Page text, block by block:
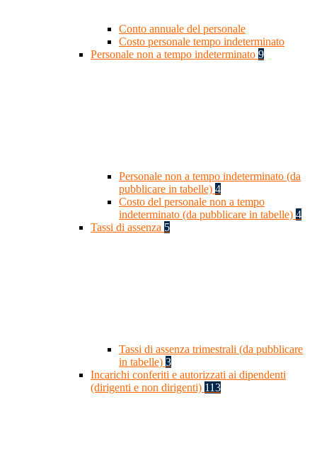
Conto annuale del personale
Costo personale tempo indeterminato
Personale non a tempo indeterminato 9
Personale non a tempo indeterminato (da
pubblicare in tabelle) 4
Costo del personale non a tempo
indeterminato (da pubblicare in tabelle) 4
Tassi di assenza 5
Tassi di assenza trimestrali (da pubblicare
in tabelle) 3
Incarichi conferiti e autorizzati ai dipendenti
(dirigenti e non dirigenti) 113